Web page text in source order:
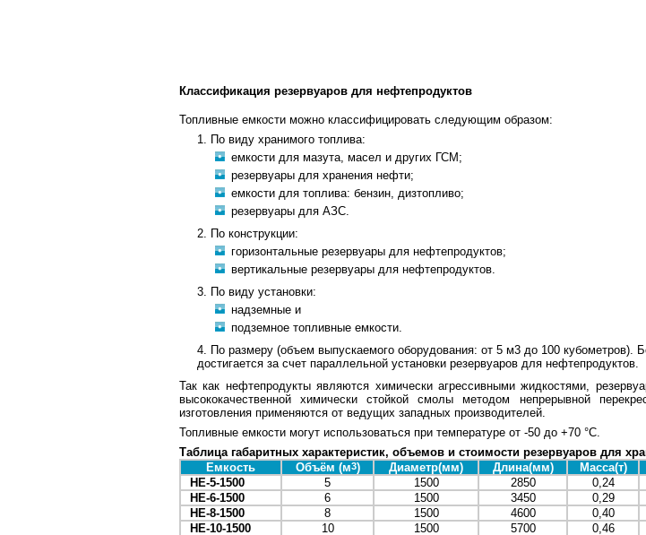
Классификация резервуаров для нефтепродуктов
Топливные емкости можно классифицировать следующим образом:
По виду хранимого топлива:
емкости для мазута, масел и других ГСМ;
резервуары для хранения нефти;
емкости для топлива: бензин, дизтопливо;
резервуары для АЗС.
По конструкции:
горизонтальные резервуары для нефтепродуктов;
вертикальные резервуары для нефтепродуктов.
По виду установки:
надземные и
подземное топливные емкости.
По размеру (объем выпускаемого оборудования: от 5 м3 до 100 кубометров).
достигается за счет параллельной установки резервуаров для нефтепродуктов.
Так как нефтепродукты являются химически агрессивными жидкостями,
высококачественной химически стойкой смолы методом непрерывной
изготовления применяются от ведущих западных производителей.
Топливные емкости могут использоваться при температуре от -50 до +70 °C.
Таблица габаритных характеристик, объемов и стоимости резервуаров для
Емкость
Объём (м3) Диаметр(мм) Длина(мм) Масса(т)
НЕ-5-1500
5 1500 2850 0,24
НЕ-6-1500
6 1500 3450 0,29
НЕ-8-1500
8 1500 4600 0,40
НЕ-10-1500
10 1500 5700 0,46